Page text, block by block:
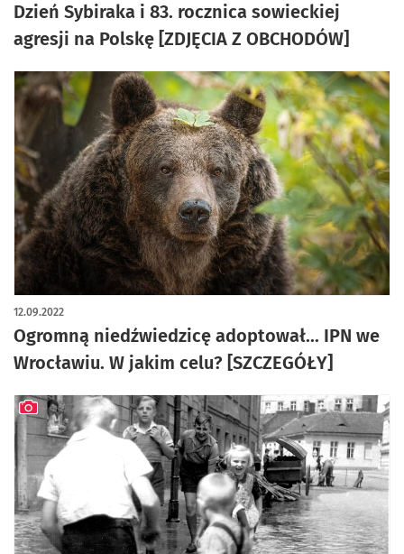
Dzień Sybiraka i 83. rocznica sowieckiej
agresji na Polskę [ZDJĘCIA Z OBCHODÓW]
Ogromną niedźwiedzicę adoptował... IPN we
Wrocławiu. W jakim celu? [SZCZEGÓŁY]
12.09.2022